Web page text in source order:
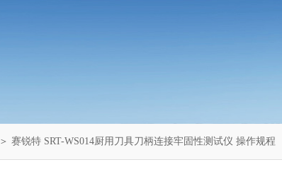
＞ 赛锐特 SRT-WS014厨用刀具刀柄连接牢固性测试仪 操作规程